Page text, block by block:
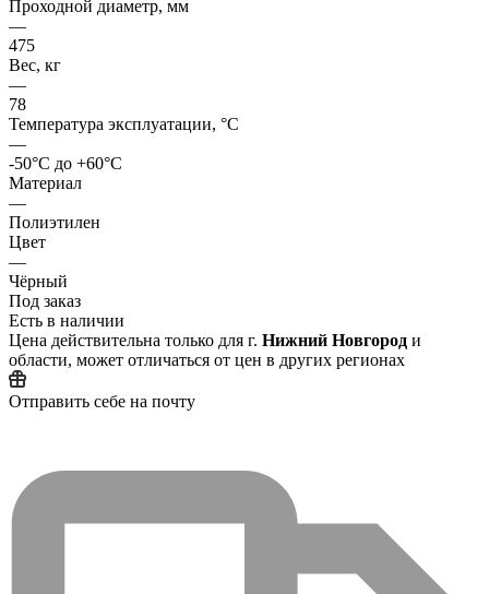
Проходной диаметр, мм
—
475
Вес, кг
—
78
Температура эксплуатации, °C
—
-50°C до +60°C
Материал
—
Полиэтилен
Цвет
—
Чёрный
Под заказ
Есть в наличии
Цена действительна только для г. Нижний Новгород и
области, может отличаться от цен в других регионах
Отправить себе на почту